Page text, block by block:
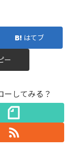
はてブ
ー
してみる？